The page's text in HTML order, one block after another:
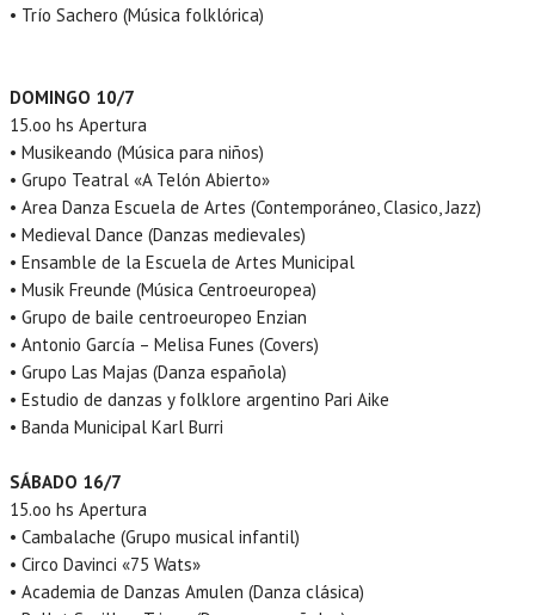
• Trío Sachero (Música folklórica)
DOMINGO 10/7
15.oo hs Apertura
• Musikeando (Música para niños)
• Grupo Teatral «A Telón Abierto»
• Area Danza Escuela de Artes (Contemporáneo, Clasico, Jazz)
• Medieval Dance (Danzas medievales)
• Ensamble de la Escuela de Artes Municipal
• Musik Freunde (Música Centroeuropea)
• Grupo de baile centroeuropeo Enzian
• Antonio García – Melisa Funes (Covers)
• Grupo Las Majas (Danza española)
• Estudio de danzas y folklore argentino Pari Aike
• Banda Municipal Karl Burri
SÁBADO 16/7
15.oo hs Apertura
• Cambalache (Grupo musical infantil)
• Circo Davinci «75 Wats»
• Academia de Danzas Amulen (Danza clásica)